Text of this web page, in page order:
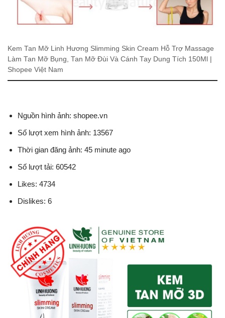
Kem Tan Mỡ Linh Hương Slimming Skin Cream Hỗ Trợ Massage
Làm Tan Mỡ Bụng, Tan Mỡ Đùi Và Cánh Tay Dung Tích 150Ml |
Shopee Việt Nam
Nguồn hình ảnh: shopee.vn
Số lượt xem hình ảnh: 13567
Thời gian đăng ảnh: 45 minute ago
Số lượt tải: 60542
Likes: 4734
Dislikes: 6